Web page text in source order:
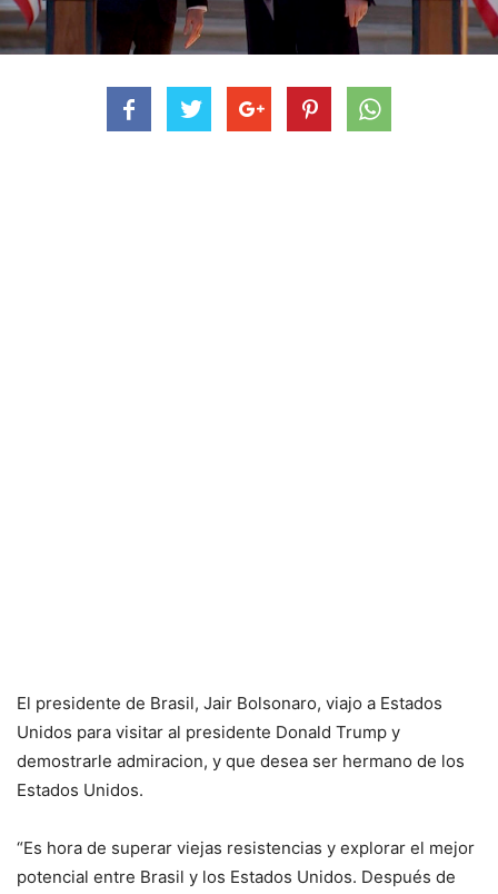
El presidente de Brasil, Jair Bolsonaro, viajo a Estados
Unidos para visitar al presidente Donald Trump y
demostrarle admiracion, y que desea ser hermano de los
Estados Unidos.
“Es hora de superar viejas resistencias y explorar el mejor
potencial entre Brasil y los Estados Unidos. Después de